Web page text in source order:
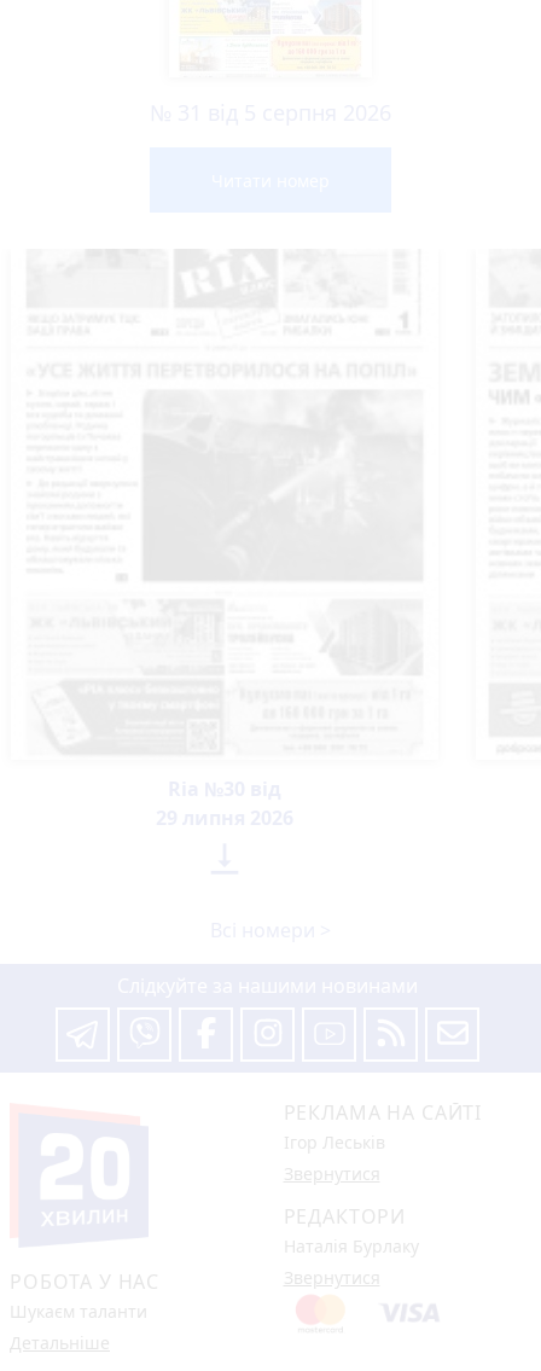
РОБОТА У НАС
Шукаєм таланти
Детальніше
РЕКЛАМА НА САЙТІ
Ігор Леськів
Звернутися
РЕДАКТОРИ
Наталія Бурлаку
Звернутися